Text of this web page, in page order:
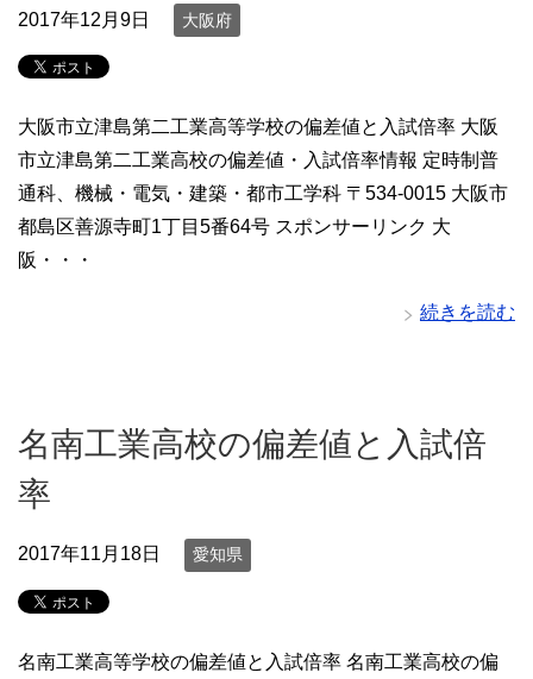
2017年12月9日 大阪府
大阪市立津島第二工業高等学校の偏差値と入試倍率 大阪
市立津島第二工業高校の偏差値・入試倍率情報 定時制普
通科、機械・電気・建築・都市工学科 〒534-0015 大阪市
都島区善源寺町1丁目5番64号 スポンサーリンク 大
阪・・・
続きを読む
名南工業高校の偏差値と入試倍
率
2017年11月18日 愛知県
名南工業高等学校の偏差値と入試倍率 名南工業高校の偏